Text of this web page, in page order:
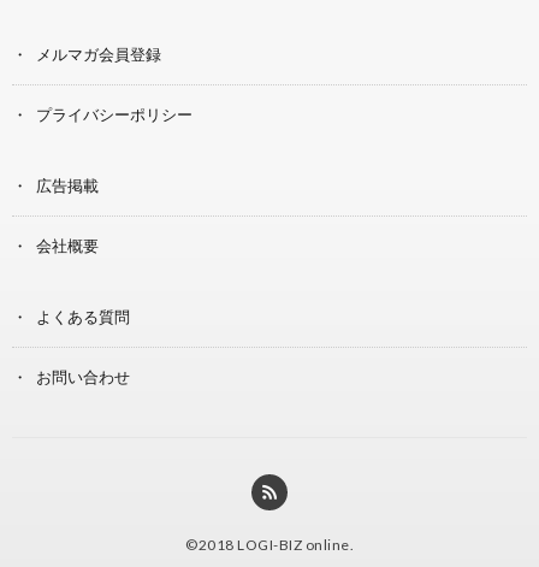
メルマガ会員登録
プライバシーポリシー
広告掲載
会社概要
よくある質問
お問い合わせ
©2018 LOGI-BIZ online